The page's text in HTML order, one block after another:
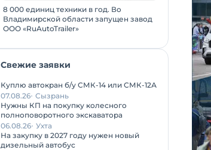
8 000 единиц техники в год. Во
Владимирской области запущен завод
ООО «RuAutoTrailer»
Свежие заявки
Куплю автокран б/у СМК-14 или СМК-12А
07.08.26 Сызрань
Нужны КП на покупку колесного
полноповоротного экскаватора
06.08.26 Ухта
На закупку в 2027 году нужен новый
дизельный автобус